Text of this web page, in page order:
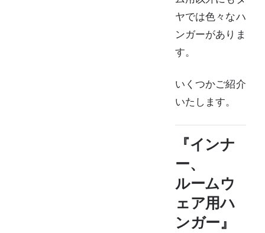
ヤでは色々なハ
ンガーがありま
す。
いくつかご紹介
いたします。
『インナ
ー、
ルームウ
ェア用ハ
ンガー』